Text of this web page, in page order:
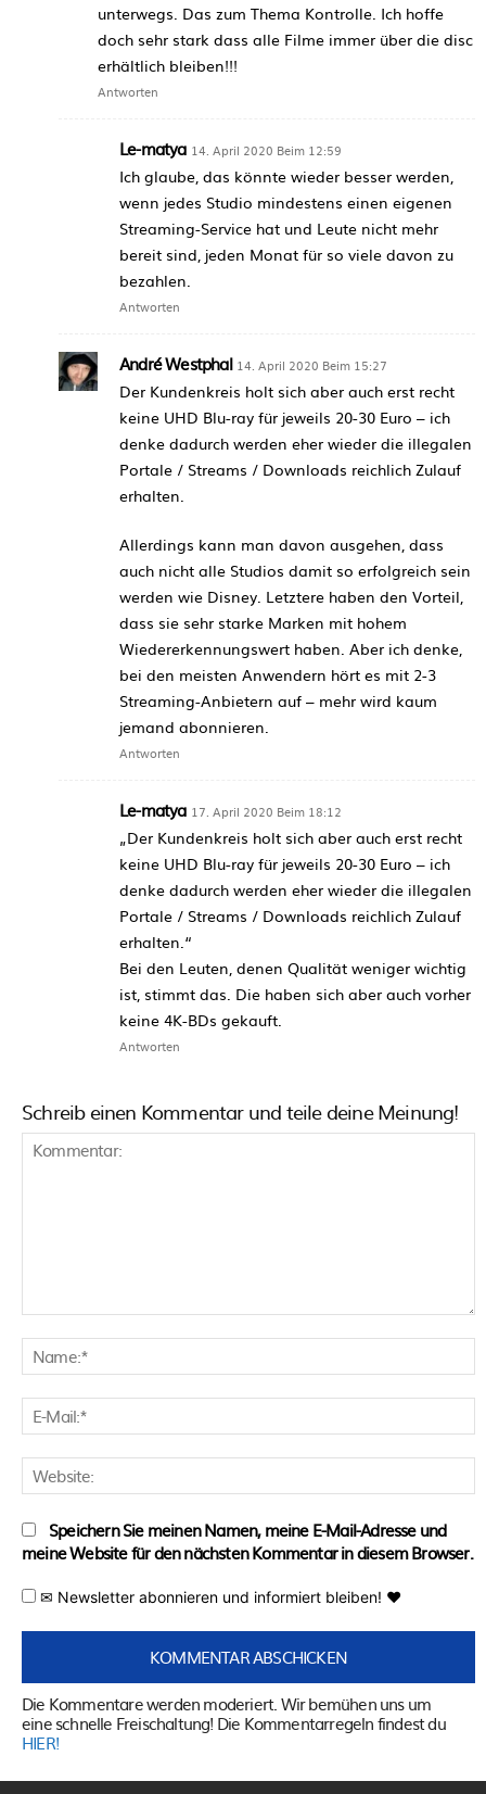
unterwegs. Das zum Thema Kontrolle. Ich hoffe
doch sehr stark dass alle Filme immer über die disc
erhältlich bleiben!!!
Antworten
Le-matya 14. April 2020 Beim 12:59
Ich glaube, das könnte wieder besser werden,
wenn jedes Studio mindestens einen eigenen
Streaming-Service hat und Leute nicht mehr
bereit sind, jeden Monat für so viele davon zu
bezahlen.
Antworten
André Westphal 14. April 2020 Beim 15:27
Der Kundenkreis holt sich aber auch erst recht
keine UHD Blu-ray für jeweils 20-30 Euro – ich
denke dadurch werden eher wieder die illegalen
Portale / Streams / Downloads reichlich Zulauf
erhalten.
Allerdings kann man davon ausgehen, dass
auch nicht alle Studios damit so erfolgreich sein
werden wie Disney. Letztere haben den Vorteil,
dass sie sehr starke Marken mit hohem
Wiedererkennungswert haben. Aber ich denke,
bei den meisten Anwendern hört es mit 2-3
Streaming-Anbietern auf – mehr wird kaum
jemand abonnieren.
Antworten
Le-matya 17. April 2020 Beim 18:12
„Der Kundenkreis holt sich aber auch erst recht
keine UHD Blu-ray für jeweils 20-30 Euro – ich
denke dadurch werden eher wieder die illegalen
Portale / Streams / Downloads reichlich Zulauf
erhalten.“
Bei den Leuten, denen Qualität weniger wichtig
ist, stimmt das. Die haben sich aber auch vorher
keine 4K-BDs gekauft.
Antworten
Schreib einen Kommentar und teile deine Meinung!
Speichern Sie meinen Namen, meine E-Mail-Adresse und
meine Website für den nächsten Kommentar in diesem Browser.
✉ Newsletter abonnieren und informiert bleiben! ♥
Die Kommentare werden moderiert. Wir bemühen uns um
eine schnelle Freischaltung! Die Kommentarregeln findest du
HIER!